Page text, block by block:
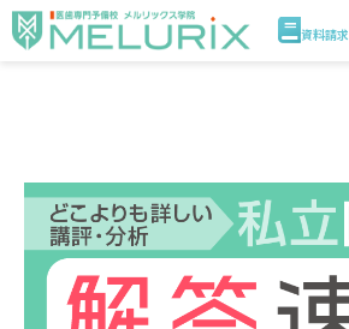
資料請求
入学案内
合格実績・合格体験記